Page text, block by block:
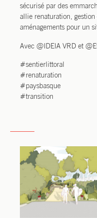
sécu­ri­sé par des
allie rena­tu­ra­tion,
amé­na­ge­ments pour un
Avec @IDEIA VRD et
#sen­tier­lit­to­ral
#rena­tu­ra­tion
#pays­basque
#tran­si­tion